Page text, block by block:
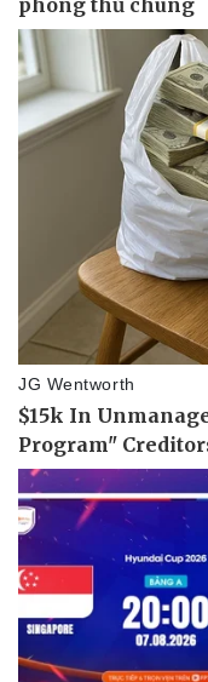
Tin nóng
Tư vấn luật